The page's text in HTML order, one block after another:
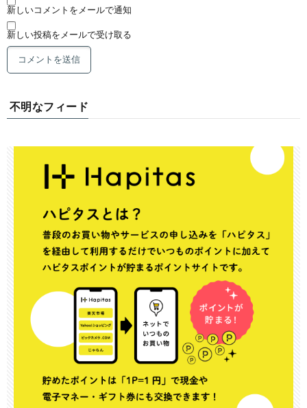
新しいコメントをメールで通知
新しい投稿をメールで受け取る
不明なフィード